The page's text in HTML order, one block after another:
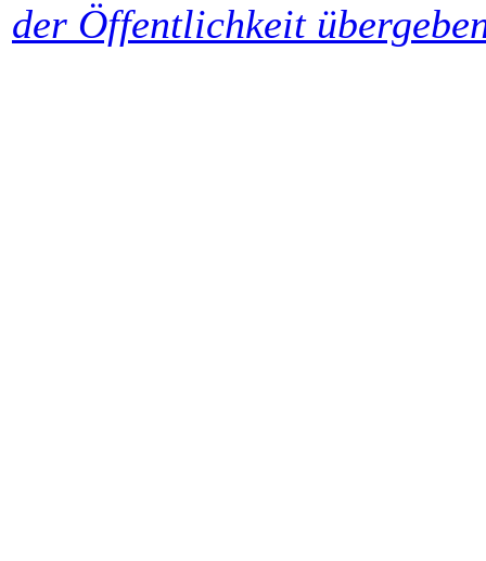
der Öffentlichkeit